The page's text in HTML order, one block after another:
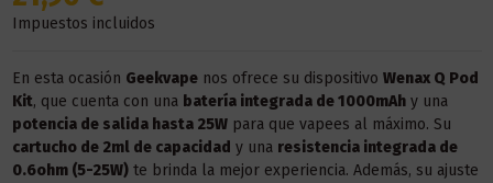
Impuestos incluidos
En esta ocasión Geekvapenos ofrece su dispositivo Wenax Q Pod
Kit, que cuenta con una batería integrada de 1000mAhy una
potencia de salida hasta 25Wpara que vapees al máximo. Su
cartucho de 2ml de capacidad y una resistencia integrada de
0.6ohm (5-25W)te brinda la mejor experiencia. Además, su ajuste